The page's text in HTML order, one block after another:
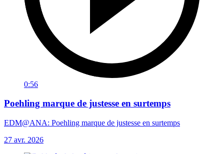
0:56
Poehling marque de justesse en surtemps
EDM@ANA: Poehling marque de justesse en surtemps
27 avr. 2026